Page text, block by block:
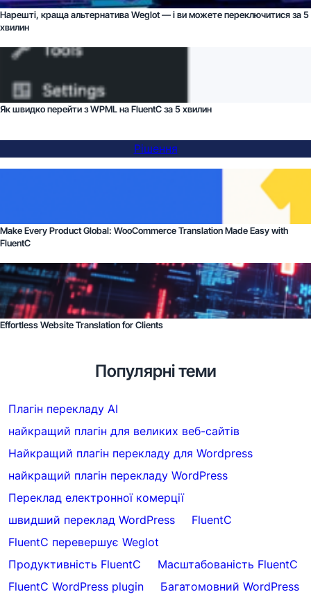
Нарешті, краща альтернатива Weglot — і ви можете переключитися за 5
хвилин
Як швидко перейти з WPML на FluentC за 5 хвилин
Рішення
Make Every Product Global: WooCommerce Translation Made Easy with
FluentC
Effortless Website Translation for Clients
Популярні теми
Плагін перекладу AI
найкращий плагін для великих веб-сайтів
Найкращий плагін перекладу для Wordpress
найкращий плагін перекладу WordPress
Переклад електронної комерції
швидший переклад WordPress
FluentC
FluentC перевершує Weglot
Продуктивність FluentC
Масштабованість FluentC
FluentC WordPress plugin
Багатомовний WordPress